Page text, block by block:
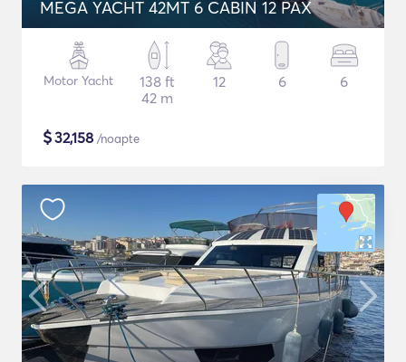
MEGA YACHT 42MT 6 CABIN 12 PAX
Motor Yacht
138 ft
42 m
12 6 6
$32,158 /noapte